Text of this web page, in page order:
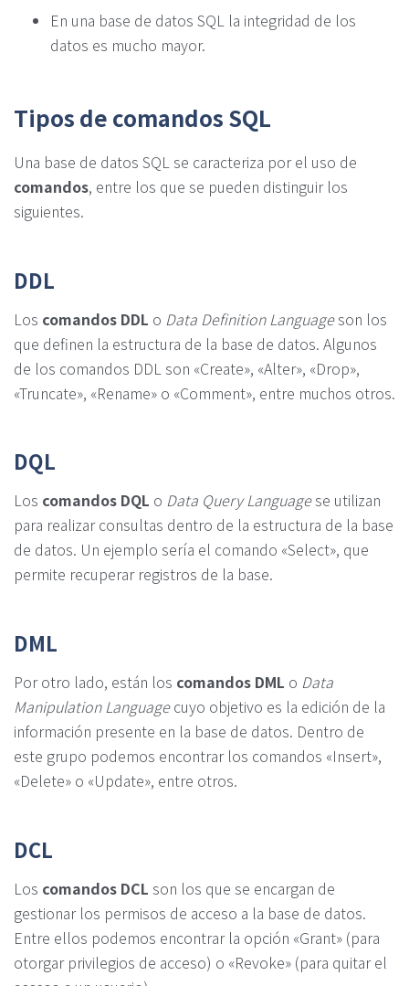
En una base de datos SQL la integridad de los
datos es mucho mayor.
Tipos de comandos SQL
Una base de datos SQL se caracteriza por el uso de
comandos, entre los que se pueden distinguir los
siguientes.
DDL
Los comandos DDL o Data Definition Languageson los
que definen la estructura de la base de datos. Algunos
de los comandos DDL son «Create», «Alter», «Drop»,
«Truncate», «Rename» o «Comment», entre muchos otros.
DQL
Los comandos DQL o Data Query Languagese utilizan
para realizar consultas dentro de la estructura de la base
de datos. Un ejemplo sería el comando «Select», que
permite recuperar registros de la base.
DML
Por otro lado, están los comandos DML o Data
Manipulation Languagecuyo objetivo es la edición de la
información presente en la base de datos. Dentro de
este grupo podemos encontrar los comandos «Insert»,
«Delete» o «Update», entre otros.
DCL
Los comandos DCL son los que se encargan de
gestionar los permisos de acceso a la base de datos.
Entre ellos podemos encontrar la opción «Grant» (para
otorgar privilegios de acceso) o «Revoke» (para quitar el